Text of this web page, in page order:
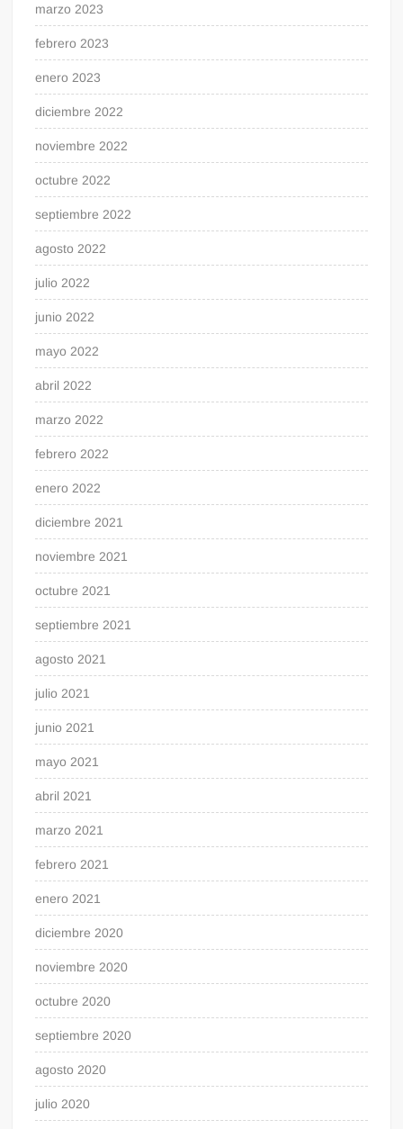
marzo 2023
febrero 2023
enero 2023
diciembre 2022
noviembre 2022
octubre 2022
septiembre 2022
agosto 2022
julio 2022
junio 2022
mayo 2022
abril 2022
marzo 2022
febrero 2022
enero 2022
diciembre 2021
noviembre 2021
octubre 2021
septiembre 2021
agosto 2021
julio 2021
junio 2021
mayo 2021
abril 2021
marzo 2021
febrero 2021
enero 2021
diciembre 2020
noviembre 2020
octubre 2020
septiembre 2020
agosto 2020
julio 2020